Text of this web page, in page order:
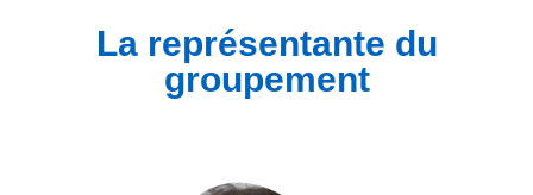
La représentante du
groupement